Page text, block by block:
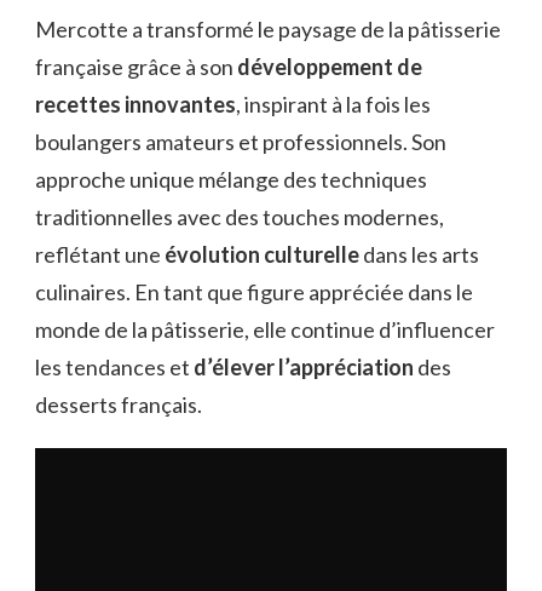
Mercotte a transformé le paysage de la pâtisserie
française grâce à son développement de
recettes innovantes, inspirant à la fois les
boulangers amateurs et professionnels. Son
approche unique mélange des techniques
traditionnelles avec des touches modernes,
reflétant une évolution culturelledans les arts
culinaires. En tant que figure appréciée dans le
monde de la pâtisserie, elle continue d’influencer
les tendances et d’élever l’appréciation des
desserts français.